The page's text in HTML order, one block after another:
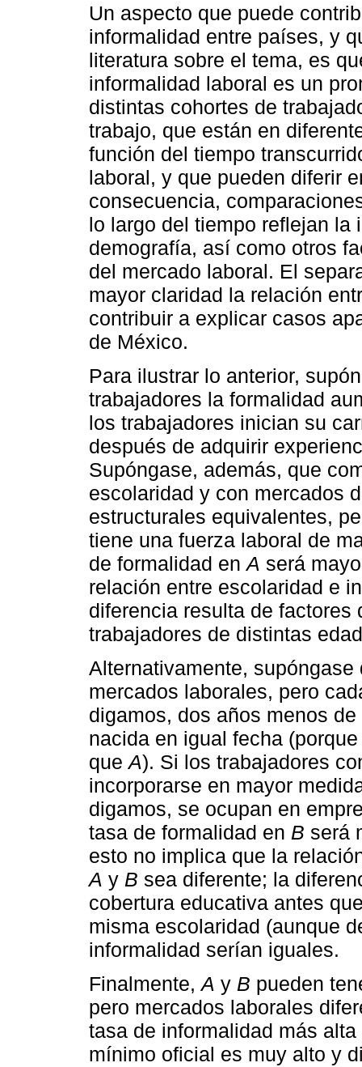
Un aspecto que puede
informalidad entre países, y
literatura sobre el tema, es
informalidad laboral es un
distintas cohortes de
trabajo, que están en
función del tiempo
laboral, y que pueden diferir
consecuencia,
lo largo del tiempo reflejan la
demografía, así como otros
del mercado laboral. El
mayor claridad la relación
contribuir a explicar casos
de México.
Para ilustrar lo anterior,
trabajadores la formalidad
los trabajadores inician su
después de adquirir
Supóngase, además, que
escolaridad y con mercados
estructurales equivalentes,
tiene una fuerza laboral de
de formalidad enA será
relación entre escolaridad e
diferencia resulta de
trabajadores de distintas
Alternativamente,
mercados laborales, pero
digamos, dos años menos
nacida en igual fecha
queA). Si los trabajadores
incorporarse en mayor
digamos, se ocupan en
tasa de formalidad en B será
esto no implica que la
A y B sea diferente; la
cobertura educativa antes
misma escolaridad (aunque
informalidad serían iguales.
Finalmente,A y B pueden
pero mercados laborales
tasa de informalidad más
mínimo oficial es muy alto y